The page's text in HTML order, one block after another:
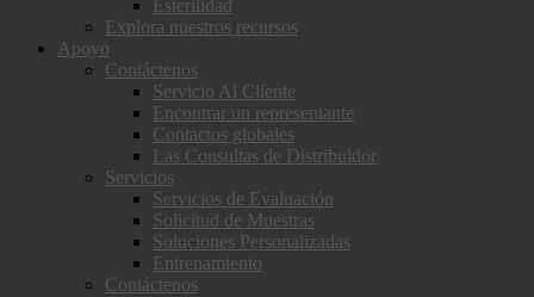
Esterilidad
Explora nuestros recursos
Apoyo
Contáctenos
Servicio Al Cliente
Encontrar un representante
Contactos globales
Las Consultas de Distribuidor
Servicios
Servicios de Evaluación
Solicitud de Muestras
Soluciones Personalizadas
Entrenamiento
Contáctenos